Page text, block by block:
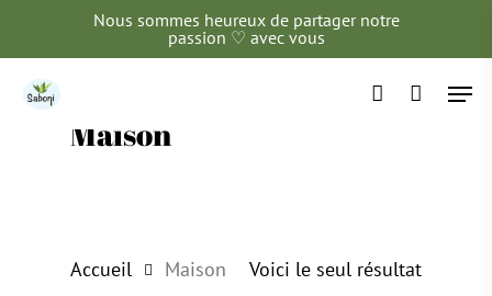
main
Nous sommes heureux de partager notre
passion ♡ avec vous
account
Maison
Voici le seul résultat
Accueil Maison